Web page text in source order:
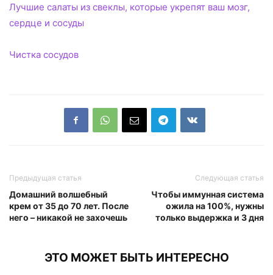
Лучшие салаты из свеклы, которые укрепят ваш мозг,
сердце и сосуды
Чистка сосудов
Предыдущая статья
Домашний волшебный
крем от 35 до 70 лет. После
него – никакой не захочешь
Следующая статья
Чтобы иммунная система
ожила на 100%, нужны
только выдержка и 3 дня
ЭТО МОЖЕТ БЫТЬ ИНТЕРЕСНО